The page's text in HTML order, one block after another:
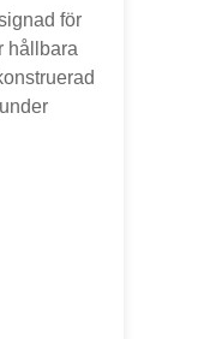
för
hållbara